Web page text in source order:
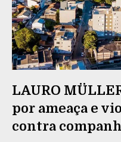
LAURO
por ameaça e
contra